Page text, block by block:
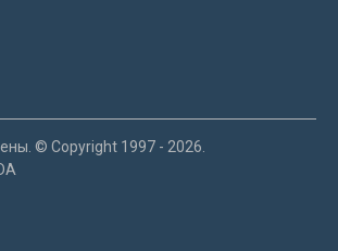
© Copyright 1997 - 2026.